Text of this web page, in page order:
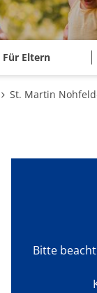
Für Eltern
St. Martin
Bitte